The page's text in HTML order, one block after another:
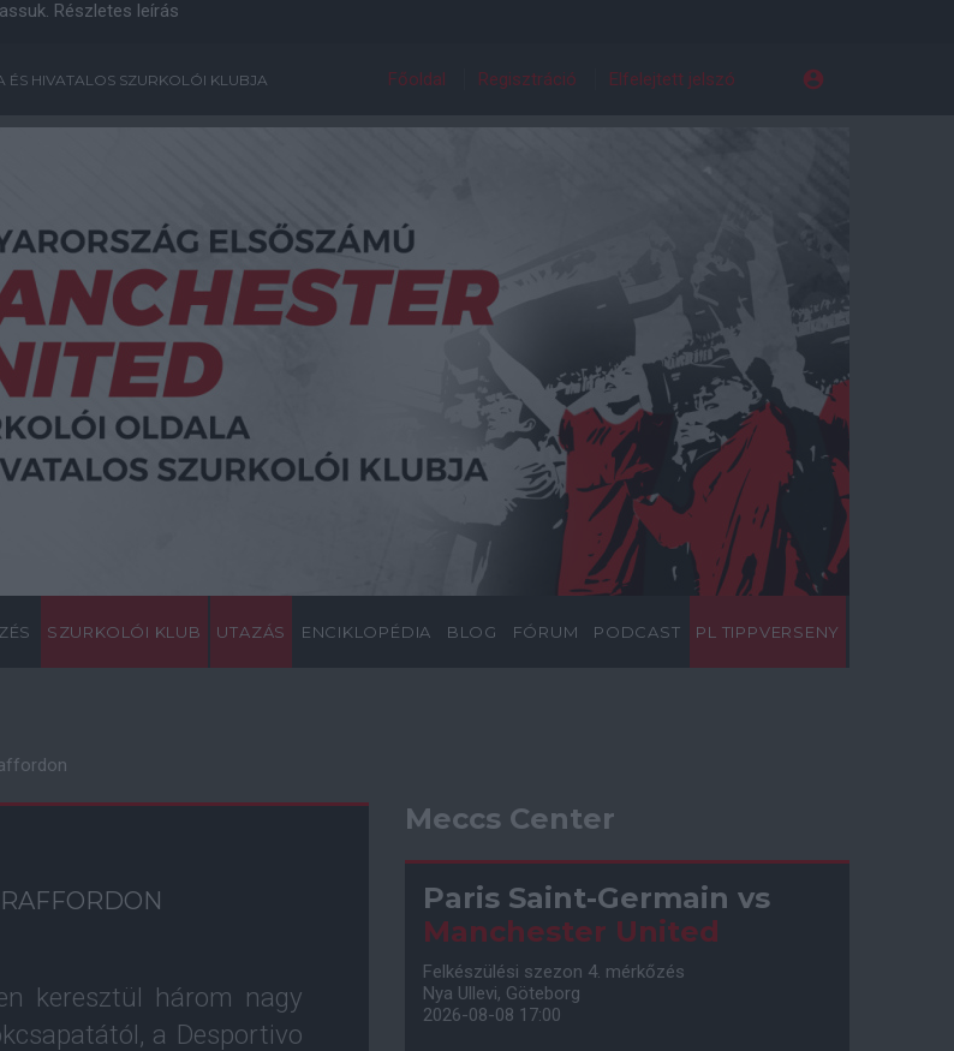
Részletes leírás
ÉS HIVATALOS SZURKOLÓI KLUBJA Főoldal Regisztráció Elfelejtett jelszó
SZURKOLÓI KLUB UTAZÁS ENCIKLOPÉDIA BLOG FÓRUM PODCAST PL TIPPVERSENY
keresztül három nagy
a Desportivo
Meccs Center
Paris Saint-Germain vs
Manchester United
Felkészülési szezon 4. mérkőzés
Nya Ullevi, Göteborg
2026-08-08 17:00